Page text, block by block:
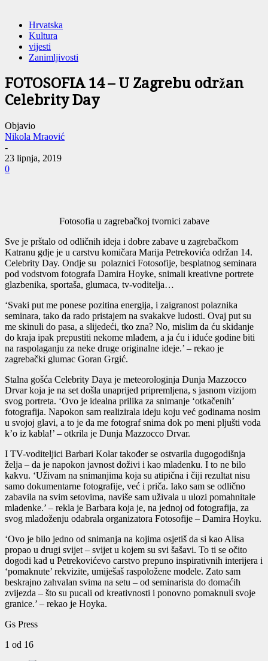
Hrvatska
Kultura
vijesti
Zanimljivosti
FOTOSOFIA 14 – U Zagrebu održan
Celebrity Day
Objavio
Nikola Mraović
-
23 lipnja, 2019
0
Fotosofia u zagrebačkoj tvornici zabave
Sve je prštalo od odličnih ideja i dobre zabave u zagrebačkom
Katranu gdje je u carstvu komičara Marija Petrekovića održan 14.
Celebrity Day. Ondje su polaznici Fotosofije, besplatnog seminara
pod vodstvom fotografa Damira Hoyke, snimali kreativne portrete
glazbenika, sportaša, glumaca, tv-voditelja…
‘Svaki put me ponese pozitina energija, i zaigranost polaznika
seminara, tako da rado pristajem na svakakve ludosti. Ovaj put su
me skinuli do pasa, a slijedeći, tko zna? No, mislim da ću skidanje
do kraja ipak prepustiti nekome mlađem, a ja ću i iduće godine biti
na raspolaganju za neke druge originalne ideje.’ – rekao je
zagrebački glumac Goran Grgić.
Stalna gošća Celebrity Daya je meteorologinja Dunja Mazzocco
Drvar koja je na set došla unaprijed pripremljena, s jasnom vizijom
svog portreta. ‘Ovo je idealna prilika za snimanje ‘otkačenih’
fotografija. Napokon sam realizirala ideju koju već godinama nosim
u svojoj glavi, a to je da me fotograf snima dok po meni pljušti voda
k’o iz kabla!’ – otkrila je Dunja Mazzocco Drvar.
I TV-voditeljici Barbari Kolar također se ostvarila dugogodišnja
želja – da je napokon javnost doživi i kao mladenku. I to ne bilo
kakvu. ‘Uživam na snimanjima koja su atipična i čiji rezultat nisu
samo dokumentarne fotografije, već i priča. Iako sam se odlično
zabavila na svim setovima, naviše sam uživala u ulozi pomahnitale
mladenke.’ – rekla je Barbara koja je, na jednoj od fotografija, za
svog mladoženju odabrala organizatora Fotosofije – Damira Hoyku.
‘Ovo je bilo jedno od snimanja na kojima osjetiš da si kao Alisa
propao u drugi svijet – svijet u kojem su svi šašavi. To ti se očito
dogodi kad u Petrekovićevo carstvo prepuno inspirativnih interijera i
‘pomaknute’ rekvizite, umiješaš raspoložene modele. Zato sam
beskrajno zahvalan svima na setu – od seminarista do domaćih
zvijezda – što su pucali od kreativnosti i ponovno pomaknuli svoje
granice.’ – rekao je Hoyka.
Gs Press
1 od 16